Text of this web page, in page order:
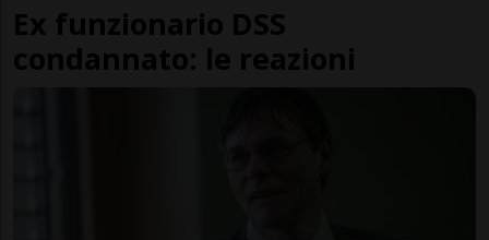
Ex funzionario DSS
condannato: le reazioni